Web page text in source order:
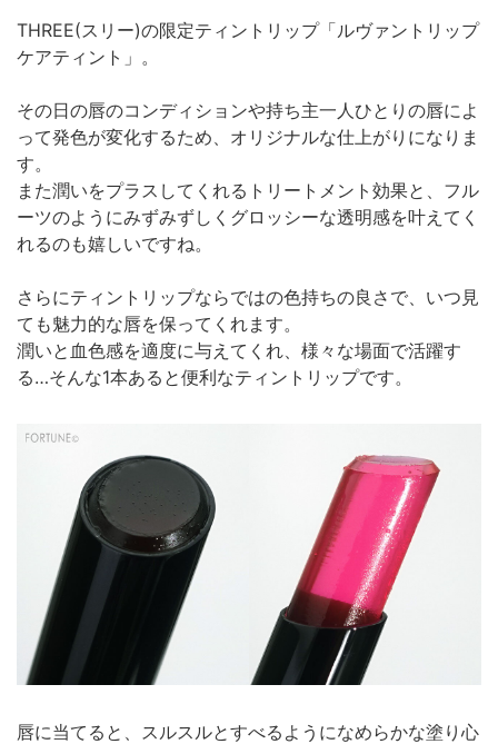
THREE(スリー)の限定ティントリップ「ルヴァントリップ
ケアティント」。
その日の唇のコンディションや持ち主一人ひとりの唇によ
って発色が変化するため、オリジナルな仕上がりになりま
す。
また潤いをプラスしてくれるトリートメント効果と、フル
ーツのようにみずみずしくグロッシーな透明感を叶えてく
れるのも嬉しいですね。
さらにティントリップならではの色持ちの良さで、いつ見
ても魅力的な唇を保ってくれます。
潤いと血色感を適度に与えてくれ、様々な場面で活躍す
る…そんな1本あると便利なティントリップです。
唇に当てると、スルスルとすべるようになめらかな塗り心